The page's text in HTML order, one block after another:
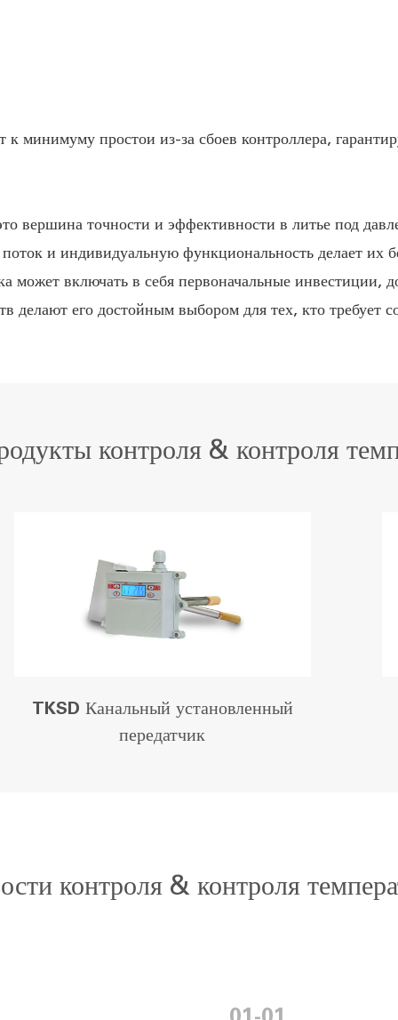
к минимуму простои из-за сбоев контроллера,
вершина точности и эффективности в литье под
и индивидуальную функциональность делает их
может включать в себя первоначальные инвестиции,
делают его достойным выбором для тех, кто требует
контроля & контроля
TKSD Канальный установленный
передатчик
контроля & контроля